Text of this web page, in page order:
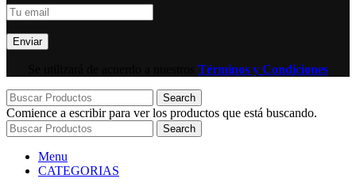
Términos y Condiciones
Search
Comience a escribir para ver los productos que está buscando.
Search
Menu
CATEGORIAS